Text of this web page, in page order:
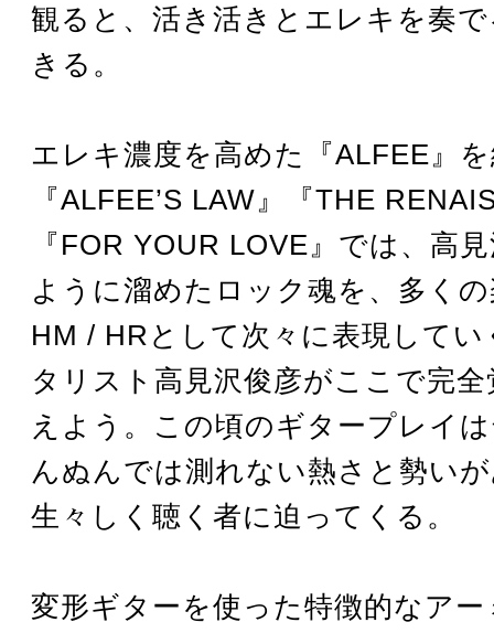
観ると、活き活きとエレキを奏
きる。
エレキ濃度を高めた『ALFEE』
『ALFEE’S LAW』『THE
『FOR YOUR LOVE』では、高
ように溜めたロック魂を、多く
HM / HRとして次々に表現して
タリスト高見沢俊彦がここで完
えよう。この頃のギタープレイ
んぬんでは測れない熱さと勢い
生々しく聴く者に迫ってくる。
変形ギターを使った特徴的なア